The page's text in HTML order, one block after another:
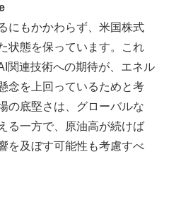
にもかかわらず、米国株式
状態を保っています。これ
関連技術への期待が、エネル
念を上回っているためと考
の底堅さは、グローバルな
る一方で、原油高が続けば
を及ぼす可能性も考慮すべ